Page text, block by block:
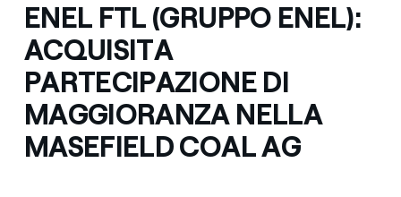
ENEL FTL (GRUPPO ENEL):
ACQUISITA
PARTECIPAZIONE DI
MAGGIORANZA NELLA
MASEFIELD COAL AG